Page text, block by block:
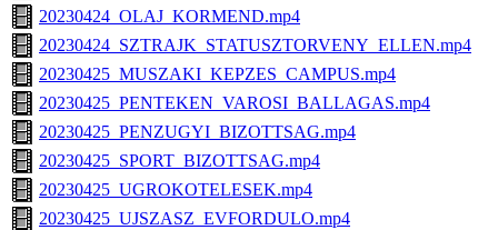
20230424_OLAJ_KORMEND.mp4
20230424_SZTRAJK_STATUSZTORVENY_ELLEN.mp4
20230425_MUSZAKI_KEPZES_CAMPUS.mp4
20230425_PENTEKEN_VAROSI_BALLAGAS.mp4
20230425_PENZUGYI_BIZOTTSAG.mp4
20230425_SPORT_BIZOTTSAG.mp4
20230425_UGROKOTELESEK.mp4
20230425_UJSZASZ_EVFORDULO.mp4